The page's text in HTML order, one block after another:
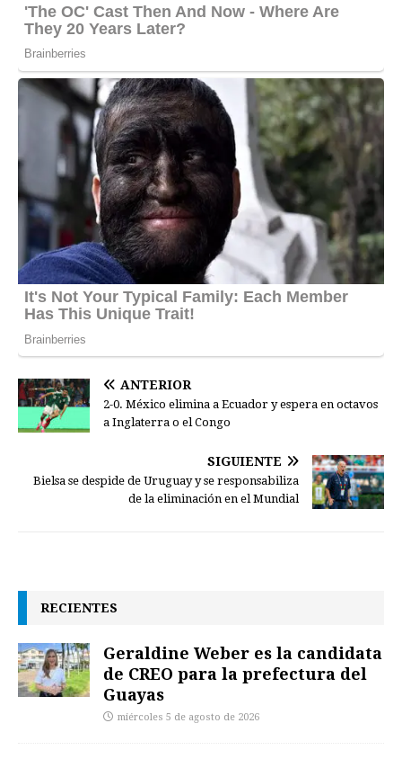
ANTERIOR
2-0. México elimina a Ecuador y espera en octavos
a Inglaterra o el Congo
SIGUIENTE
Bielsa se despide de Uruguay y se responsabiliza
de la eliminación en el Mundial
RECIENTES
Geraldine Weber es la candidata
de CREO para la prefectura del
Guayas
miércoles 5 de agosto de 2026